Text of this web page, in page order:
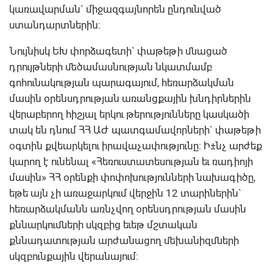
կառավարման` միջազգայնորեն ընդունված
ստանդարտներին:
Նույնիսկ ԵԽ փորձագետի` փաթեթի մնացած
դրույթների մեծամասնության նկատմամբ
գոհունակության պարագայում, հեռարձակման
մասին օրենսդրության առանցքային խնդիրներին
վերաբերող հիշյալ երկու թերությունները կասկածի
տակ են դնում ՀՀ ԱԺ պատգամավորների` փաթեթի
օգտին քվեարկելու իրավաչափությունը: Ի±նչ արժեք
կարող է ունենալ «Հեռուստատեսության եւ ռադիոյի
մասին» ՀՀ օրենքի փոփոխությունների նախագիծը,
եթե այն չի առաջարկում վերջին 12 տարիներին`
հեռարձակմանն առնչվող օրենսդրության մասին
քննարկումների սկզբից եւեթ մշտական
քննադատության արժանացող մեխանիզմների
սկզբունքային վերանայում: